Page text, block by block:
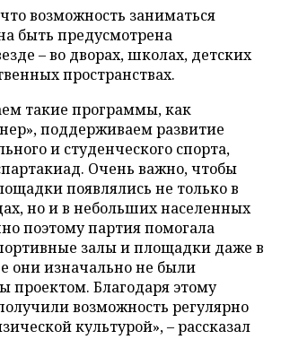
возможность заниматься
быть предусмотрена
– во дворах, школах, детских
пространствах.
такие программы, как
поддерживаем развитие
и студенческого спорта,
Очень важно, чтобы
появлялись не только в
но и в небольших населенных
поэтому партия помогала
залы и площадки даже в
они изначально не были
проектом. Благодаря этому
возможность регулярно
культурой», – рассказал